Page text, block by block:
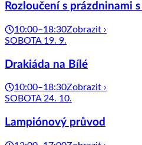
Rozloučení s prázdninami
10:00–18:30Zobrazit ›
SOBOTA 19. 9.
Drakiáda na Bílé
10:00–18:30Zobrazit ›
SOBOTA 24. 10.
Lampiónový průvod